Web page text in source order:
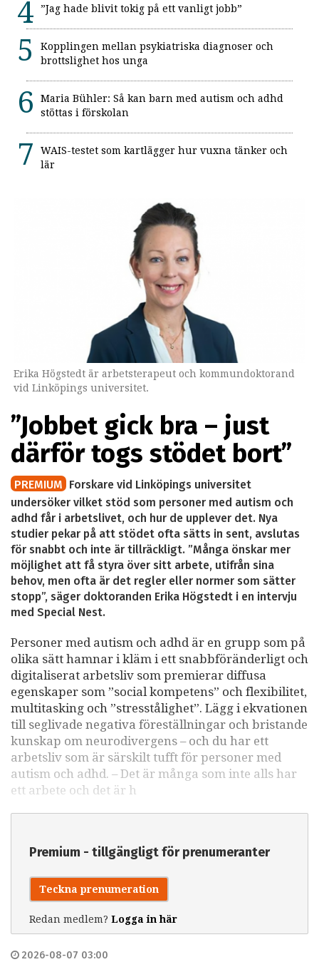
”Jag hade blivit tokig på ett vanligt jobb”
Kopplingen mellan psykiatriska diagnoser och
brottslighet hos unga
Maria Bühler: Så kan barn med autism och adhd
stöttas i förskolan
WAIS-testet som kartlägger hur vuxna tänker och
lär
Erika Högstedt är arbetsterapeut och kommundoktorand
vid Linköpings universitet.
”Jobbet gick bra – just
därför togs stödet bort”
PREMIUM Forskare vid Linköpings universitet
undersöker vilket stöd som personer med autism och
adhd får i arbetslivet, och hur de upplever det. Nya
studier pekar på att stödet ofta sätts in sent, avslutas
för snabbt och inte är tillräckligt. ”Många önskar mer
möjlighet att få styra över sitt arbete, utifrån sina
behov, men ofta är det regler eller normer som sätter
stopp”, säger doktoranden Erika Högstedt i en intervju
med Special Nest.
Personer med autism och adhd är en grupp som på
olika sätt hamnar i kläm i ett snabbföränderligt och
digitaliserat arbetsliv som premierar diffusa
egenskaper som ”social kompetens” och flexibilitet,
multitasking och ”stresstålighet”. Lägg i ekvationen
till seglivade negativa föreställningar och bristande
kunskap om neurodivergens – och du har ett
arbetsliv som är särskilt tufft för personer med
autism och adhd. – Det är många som inte alls har
ett arbete och det är h
Premium - tillgängligt för prenumeranter
Teckna prenumeration
Redan medlem? Logga in här
2026-08-07 03:00